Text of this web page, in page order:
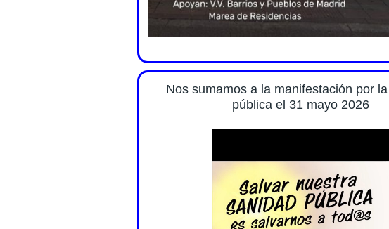
Nos sumamos a la manifestación por
pública el 31 mayo 2026